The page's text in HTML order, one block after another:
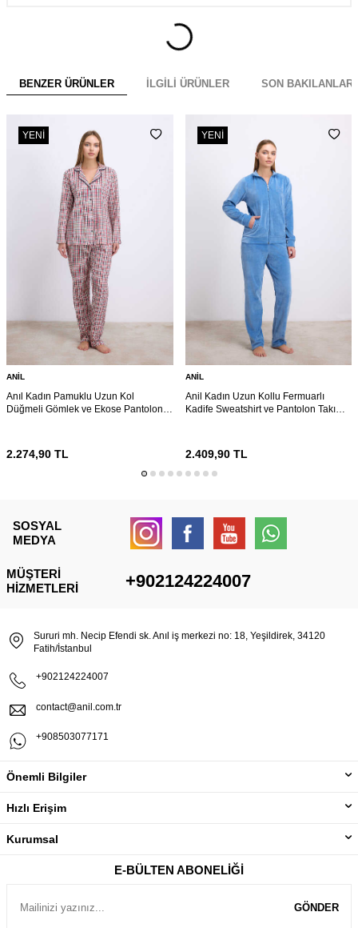
BENZER ÜRÜNLER İLGILI ÜRÜNLER SON BAKILANLAR
YENI
ANIL
Anıl Kadın Pamuklu Uzun Kol
Düğmeli Gömlek ve Ekose Pantolon
2.274,90 TL
YENI
ANIL
Anil Kadın Uzun Kollu Fermuarlı
Kadife Sweatshirt ve Pantolon Takım
2.409,90TL
SOSYAL
MEDYA
MÜŞTERI
HIZMETLERI
+902124224007
Sururi mh. Necip Efendi sk. Anıl iş merkezi no: 18, Yeşildirek, 34120
Fatih/İstanbul
+902124224007
contact@anil.com.tr
+908503077171
Önemli Bilgiler
Hızlı Erişim
Kurumsal
E-BÜLTEN ABONELIĞI
GÖNDER